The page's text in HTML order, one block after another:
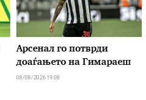
Арсенал го потврди
доаѓањето на Гимараеш
08/08/2026 19:08